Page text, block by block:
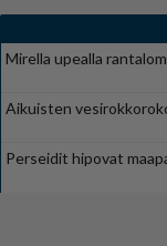
Mirella upealla
Aikuisten
Perseidit hipovat